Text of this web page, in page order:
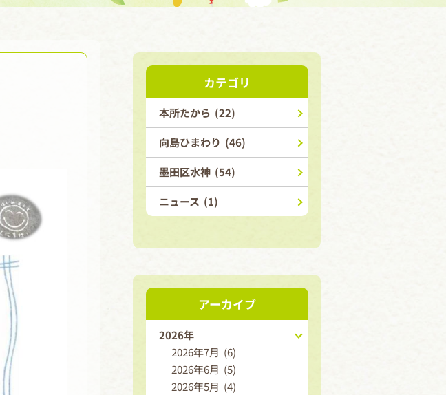
カテゴリ
本所たから (22)
向島ひまわり (46)
墨田区水神 (54)
ニュース (1)
アーカイブ
2026年
2026年7月 (6)
2026年6月 (5)
2026年5月 (4)